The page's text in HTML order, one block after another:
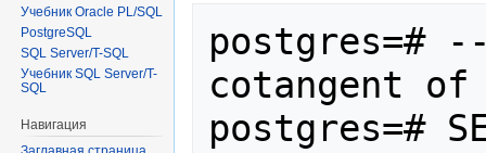
postgres=#
cotangent of
postgres=#
Учебник Oracle PL/SQL
PostgreSQL
SQL Server/T-SQL
Учебник SQL Server/T-
SQL
Навигация